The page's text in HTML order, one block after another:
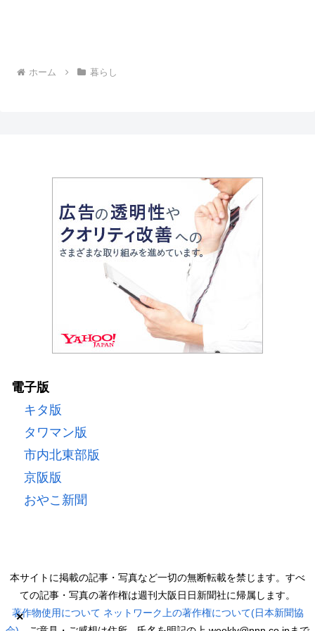
ホーム 暮らし
×
電子版
キタ版
タワマン版
市内北東部版
京阪版
おやこ新聞
本サイトに掲載の記事・写真など一切の無断転載を禁じます。すべ
ての記事・写真の著作権は週刊大阪日日新聞社に帰属します。
著作物使用について ネットワーク上の著作権について(日本新聞協